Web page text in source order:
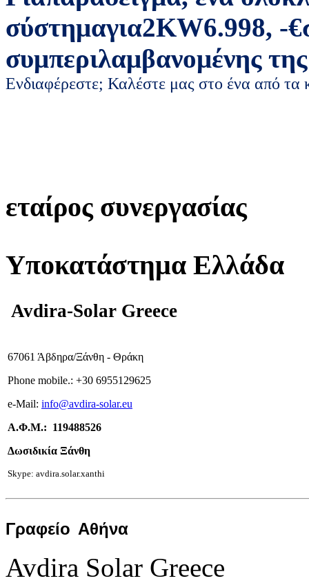
σύστημαγια2KW6.998, -€
συμπεριλαμβανομένης
Ενδιαφέρεστε; Καλέστε μας στο ένα από τα
εταίρος συνεργασίας
Υποκατάστημα Ελλάδα
Avdira-Solar Greece
67061 Άβδηρα/Ξάνθη - Θράκη
Phone mobile.: +30 6955129625
e-Mail: info@avdira-solar.eu
Α.Φ.Μ.: 119488526
Δωσιδικία Ξάνθη
Skype: avdira.solar.xanthi
Γραφείο Αθήνα
Avdira Solar Greece